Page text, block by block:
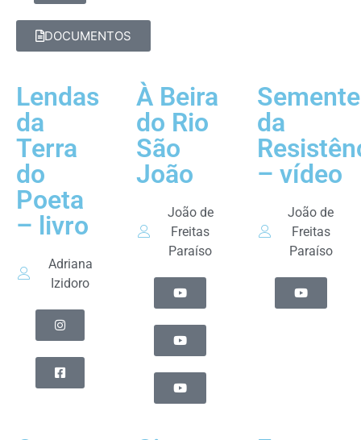
DOCUMENTOS
Lendas
da
Terra
do
Poeta
– livro
Adriana
Izidoro
À Beira
do Rio
São
João
João de
Freitas
Paraíso
da
– vídeo
João de
Freitas
Paraíso